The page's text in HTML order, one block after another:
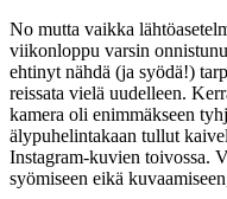
No mutta vaikka
viikonloppu varsin
ehtinyt nähdä (ja syödä!)
reissata vielä uudelleen.
kamera oli enimmäkseen
älypuhelintakaan tullut
Instagram-kuvien toivossa.
syömiseen eikä